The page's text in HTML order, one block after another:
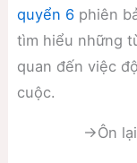
quyển 6phiên
tìm hiểu những
quan đến việc
cuộc.
→Ôn